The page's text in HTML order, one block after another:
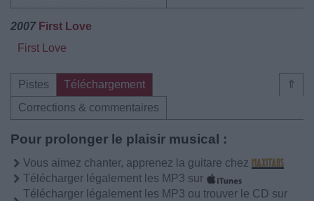
2007 First Love
First Love
⇑
Pistes
Téléchargement
Corrections & commentaires
Pour prolonger le plaisir musical :
Vous aimez chanter, apprenez la guitare chez
Télécharger légalement les MP3 sur
Télécharger légalement les MP3 ou trouver le CD sur